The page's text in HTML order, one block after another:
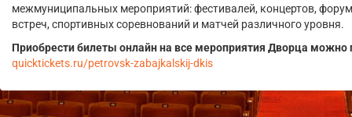
межмуниципальных мероприятий: фестивалей, концертов,
встреч, спортивных соревнований и матчей различного уровня.
Приобрести билеты онлайн на все мероприятия Дворца можно
quicktickets.ru/petrovsk-zabajkalskij-dkis